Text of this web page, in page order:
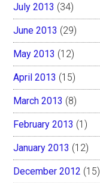
July 2013 (34)
June 2013 (29)
May 2013 (12)
April 2013 (15)
March 2013 (8)
February 2013 (1)
January 2013 (12)
December 2012 (15)